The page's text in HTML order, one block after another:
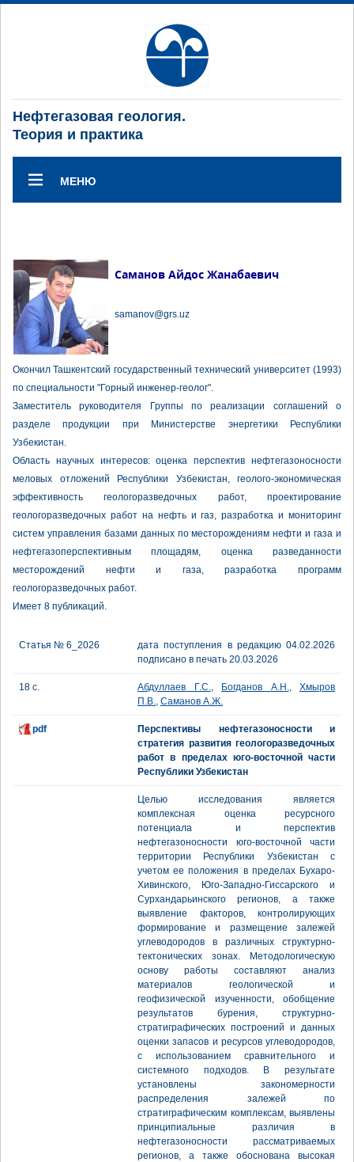
Нефтегазовая геология.
Теория и практика
МЕНЮ
Саманов Айдос Жанабаевич
samanov@grs.uz
Окончил Ташкентский государственный технический университет (1993)
по специальности "Горный инженер-геолог".
Заместитель руководителя Группы по реализации соглашений о
разделе продукции при Министерстве энергетики Республики
Узбекистан.
Область научных интересов: оценка перспектив нефтегазоносности
меловых отложений Республики Узбекистан, геолого-экономическая
эффективность геологоразведочных работ, проектирование
геологоразведочных работ на нефть и газ, разработка и мониторинг
систем управления базами данных по месторождениям нефти и газа и
нефтегазоперспективным площадям, оценка разведанности
месторождений нефти и газа, разработка программ
геологоразведочных работ.
Имеет 8 публикаций.
Статья № 6_2026
дата поступления в редакцию 04.02.2026
подписано в печать 20.03.2026
18 с. Абдуллаев Г.С., Богданов А.Н., Хмыров
П.В., Саманов А.Ж.
pdf
Перспективы нефтегазоносности и
стратегия развития геологоразведочных
работ в пределах юго-восточной части
Республики Узбекистан
Целью исследования является
комплексная оценка ресурсного
потенциала и перспектив
нефтегазоносности юго-восточной части
территории Республики Узбекистан с
учетом ее положения в пределах Бухаро-
Хивинского, Юго-Западно-Гиссарского и
Сурхандарьинского регионов, а также
выявление факторов, контролирующих
формирование и размещение залежей
углеводородов в различных структурно-
тектонических зонах. Методологическую
основу работы составляют анализ
материалов геологической и
геофизической изученности, обобщение
результатов бурения, структурно-
стратиграфических построений и данных
оценки запасов и ресурсов углеводородов,
с использованием сравнительного и
системного подходов. В результате
установлены закономерности
распределения залежей по
стратиграфическим комплексам, выявлены
принципиальные различия в
нефтегазоносности рассматриваемых
регионов, а также обоснована высокая